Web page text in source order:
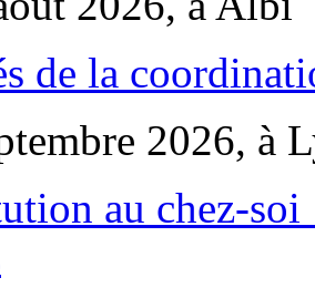
de la
2026, à
au chez-